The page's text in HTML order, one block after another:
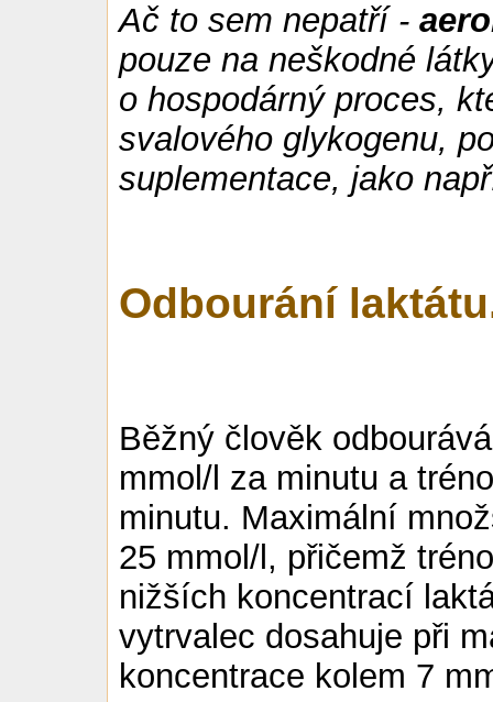
Ač to sem nepatří -
pouze na neškodné
o hospodárný proces,
svalového glykogenu,
suplementace, jako
Odbourání
Běžný člověk
mmol/l za minutu a
minutu. Maximální
25 mmol/l, přičemž
nižších koncentrací
vytrvalec dosahuje při
koncentrace kolem 7